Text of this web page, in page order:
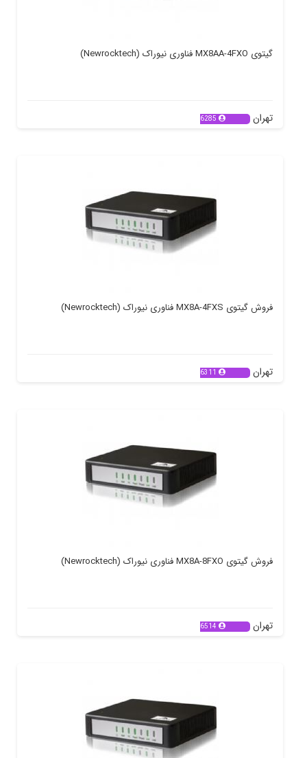
گیتوی MX8AA-4FXO فناوری نیوراک (Newrocktech)
تهران 6285
فروش گیتوی MX8A-4FXS فناوری نیوراک (Newrocktech)
تهران 6311
فروش گیتوی MX8A-8FXO فناوری نیوراک (Newrocktech)
تهران 6514